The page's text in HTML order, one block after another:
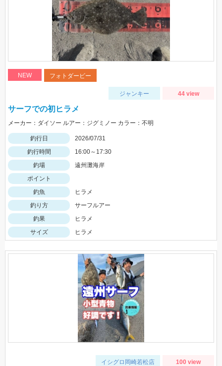
NEW フォトダービー
ジャンキー 44 view
サーフでの初ヒラメ
メーカー：ダイソー ルアー：ジグミノー カラー：不明
釣行日
2026/07/31
釣行時間
16:00～17:30
釣場
遠州灘海岸
ポイント
釣魚
ヒラメ
釣り方
サーフルアー
釣果
ヒラメ
サイズ
ヒラメ
イシグロ岡崎若松店 100 view